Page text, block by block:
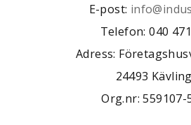
E-post:
Telefon: 040
Adress:
24493
Org.nr: 559107-